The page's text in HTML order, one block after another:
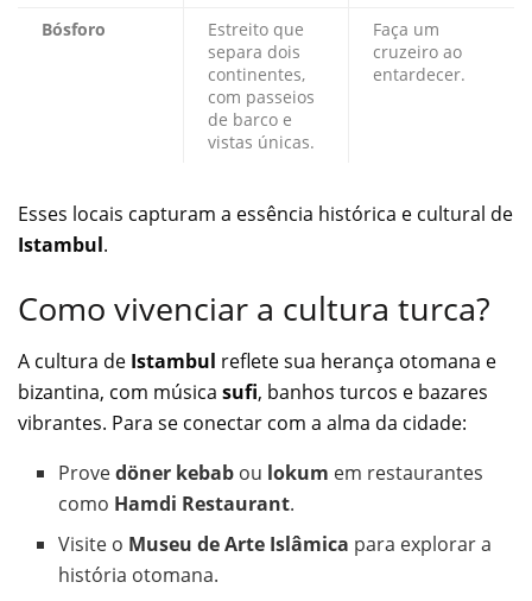
Bósforo
Estreito que
separa dois
continentes,
com passeios
de barco e
vistas únicas.
Faça um
cruzeiro ao
entardecer.
Esses locais capturam a essência histórica e cultural de
Istambul.
Como vivenciar a cultura turca?
A cultura de Istambul reflete sua herança otomana e
bizantina, com música sufi, banhos turcos e bazares
vibrantes. Para se conectar com a alma da cidade:
Provedöner kebab ou lokum em restaurantes
como Hamdi Restaurant.
Visite o Museu de Arte Islâmica para explorar a
história otomana.